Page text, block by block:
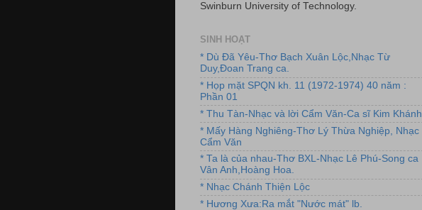
Swinburn University of Technology.
SINH HOẠT
* Dù Đã Yêu-Thơ Bạch Xuân Lộc,Nhạc Từ
Duy,Đoan Trang ca.
* Họp mặt SPQN kh. 11 (1972-1974) 40 năm :
Phần 01
* Thu Tàn-Nhạc và lời Cẩm Văn-Ca sĩ Kim Khánh
* Mấy Hàng Nghiêng-Thơ Lý Thừa Nghiệp, Nhạc
Cẩm Văn
* Ta là của nhau-Thơ BXL-Nhạc Lê Phú-Song ca
Vân Anh,Hoàng Hoa.
* Nhạc Chánh Thiện Lộc
* Hương Xưa:Ra mắt "Nước mát" lb.